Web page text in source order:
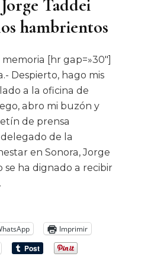
Taddei
hambrientos
[hr gap=»30″]
Despierto, hago mis
a la oficina de
abro mi buzón y
de prensa
de la
en Sonora, Jorge
se ha dignado a recibir
Imprimir